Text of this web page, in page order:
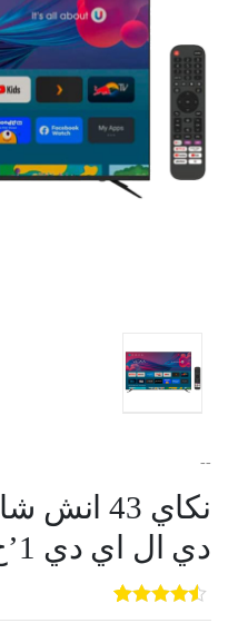
--
نكاي 43
دي ال اي دي 1’ح
5
out of
5
3